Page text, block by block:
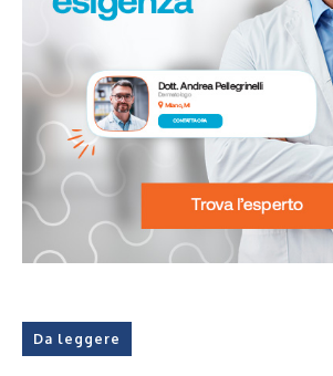
Da leggere